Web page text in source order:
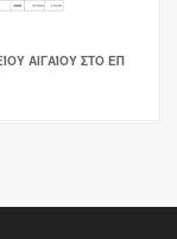
ΑΙΓΑΊΟΥ ΣΤΟ ΕΠ